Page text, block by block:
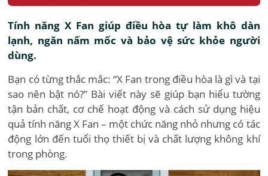
Tính năng X Fan giúp điều hòa tự làm khô dàn
lạnh, ngăn nấm mốc và bảo vệ sức khỏe người
dùng.
Bạn có từng thắc mắc: “X Fan trong điều hòa là gì và tại
sao nên bật nó?” Bài viết này sẽ giúp bạn hiểu tường
tận bản chất, cơ chế hoạt động và cách sử dụng hiệu
quả tính năng X Fan – một chức năng nhỏ nhưng có tác
động lớn đến tuổi thọ thiết bị và chất lượng không khí
trong phòng.